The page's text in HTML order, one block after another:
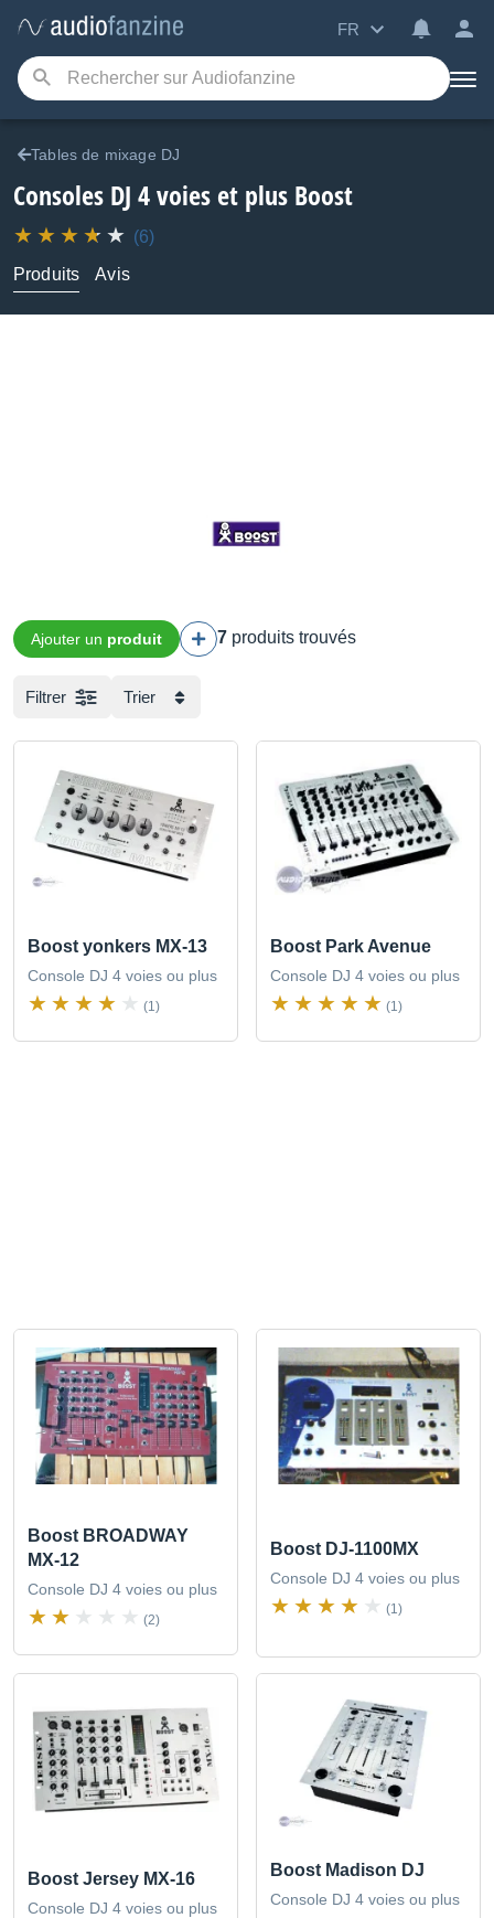
FR
Tables de mixage DJ
Consoles DJ 4 voies et plus Boost
(6)
Produits
Avis
Ajouter un produit 7 produits trouvés
Filtrer Trier
Boost yonkers MX-13
Console DJ 4 voies ou plus
(1)
Boost Park Avenue
Console DJ 4 voies ou plus
(1)
Boost BROADWAY
MX-12
Console DJ 4 voies ou plus
(2)
Boost DJ-1100MX
Console DJ 4 voies ou plus
(1)
Boost Jersey MX-16
Console DJ 4 voies ou plus
Boost Madison DJ
Console DJ 4 voies ou plus